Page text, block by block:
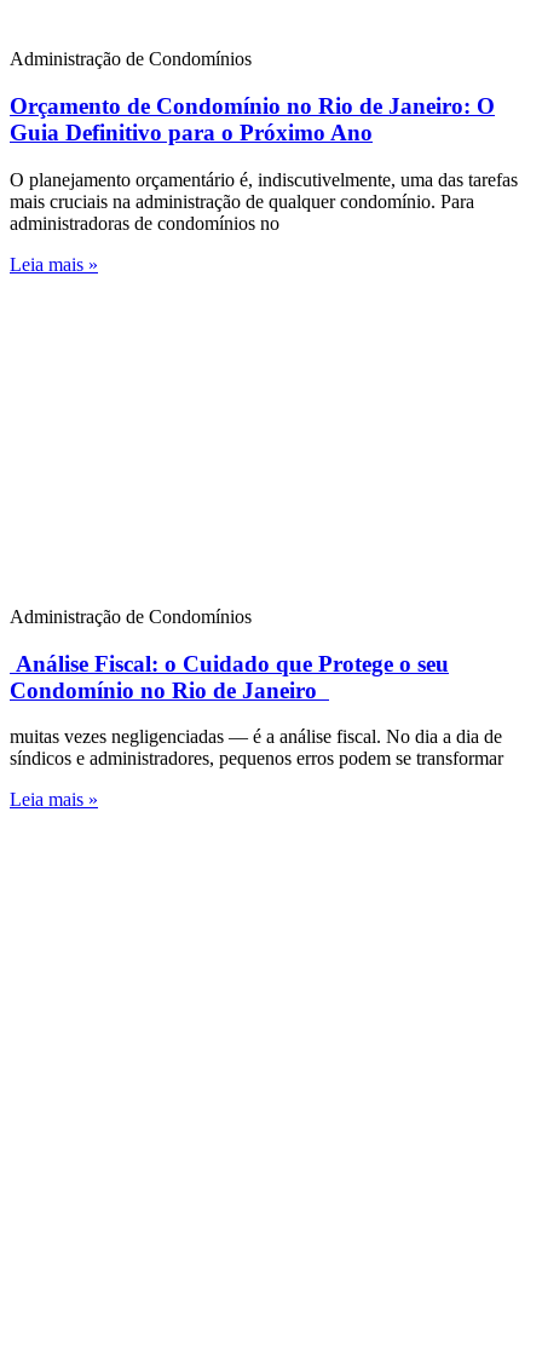
Administração de Condomínios
Orçamento de Condomínio no Rio de Janeiro: O
Guia Definitivo para o Próximo Ano
O planejamento orçamentário é, indiscutivelmente, uma das tarefas
mais cruciais na administração de qualquer condomínio. Para
administradoras de condomínios no
Leia mais »
Administração de Condomínios
Análise Fiscal: o Cuidado que Protege o seu
Condomínio no Rio de Janeiro
muitas vezes negligenciadas — é a análise fiscal. No dia a dia de
síndicos e administradores, pequenos erros podem se transformar
Leia mais »